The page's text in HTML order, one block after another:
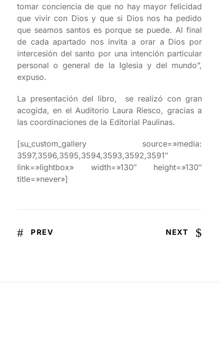
tomar conciencia de que no hay mayor felicidad
que vivir con Dios y que si Dios nos ha pedido
que seamos santos es porque se puede. Al final
de cada apartado nos invita a orar a Dios por
intercesión del santo por una intención particular
personal o general de la Iglesia y del mundo”,
expuso.
La presentación del libro, se realizó con gran
acogida, en el Auditorio Laura Riesco, gracias a
las coordinaciones de la Editorial Paulinas.
[su_custom_gallery source=»media:
3597,3596,3595,3594,3593,3592,3591″
link=»lightbox» width=»130″ height=»130″
title=»never»]
PREV NEXT